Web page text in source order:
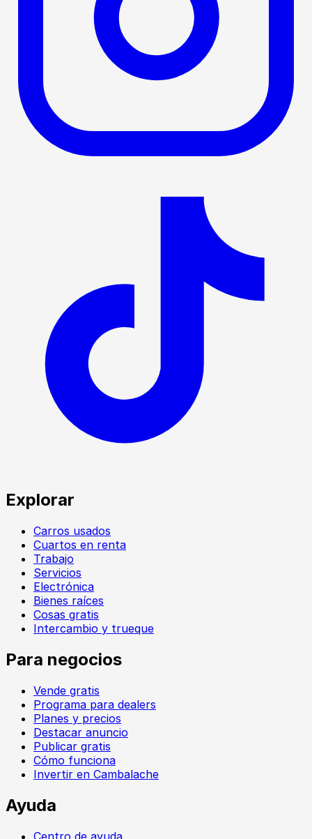
Explorar
Carros usados
Cuartos en renta
Trabajo
Servicios
Electrónica
Bienes raíces
Cosas gratis
Intercambio y trueque
Para negocios
Vende gratis
Programa para dealers
Planes y precios
Destacar anuncio
Publicar gratis
Cómo funciona
Invertir en Cambalache
Ayuda
Centro de ayuda